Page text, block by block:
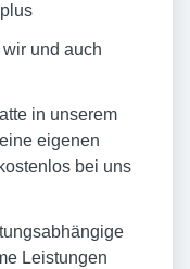
und auch
in unserem
eigenen
bei uns
Leistungen